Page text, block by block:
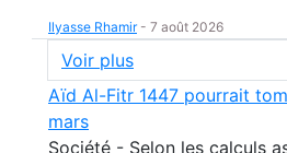
Ilyasse Rhamir- 7 août 2026
Voir plus
Aïd Al-Fitr 1447 pourrait
mars
Société - Selon les calculs